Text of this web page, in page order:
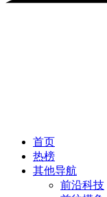
首页
热榜
其他导航
前沿科技